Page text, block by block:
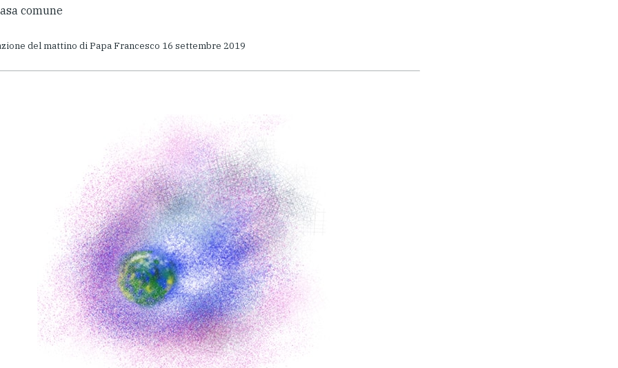
comune
del mattino di Papa Francesco 16 settembre 2019